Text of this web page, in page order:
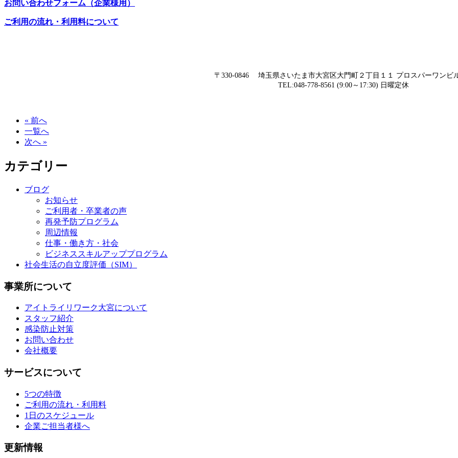
お問い合わせフォーム（企業様用）
ご利用の流れ・利用料について
〒330-0846 埼玉県さいたま市大宮区大門町２丁目１１ プロスパーワンビ
TEL:048-778-8561 (9:00～17:30) 日曜定休
« 前へ
一覧へ
次へ »
カテゴリー
ブログ
お知らせ
ご利用者・卒業者の声
再発予防プログラム
周辺情報
仕事・働き方・社会
ビジネススキルアッププログラム
社会生活の自立度評価（SIM）
事業所について
アイトライリワーク大宮について
スタッフ紹介
感染防止対策
お問い合わせ
会社概要
サービスについて
5つの特徴
ご利用の流れ・利用料
1日のスケジュール
企業ご担当者様へ
更新情報